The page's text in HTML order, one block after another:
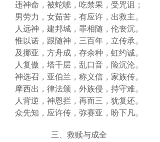
违神命，被蛇唬，吃禁果，受咒诅；
男劳力，女茹苦，有应许，出救主。
人远神，建邦城，罪相随，伦丧沉。
惟以诺，跟随神，三百年，立传承。
及挪亚，方舟成，存余种，虹约诚。
人复傲，塔千层，乱口音，险沉沦。
神选召，亚伯兰，称义信，家族传。
摩西出，律法颁，外族侵，持守难。
人背逆，神恩拦，再而三，犹复还。
众先知，应许传，弥赛亚，盼下凡。
三、救赎与成全